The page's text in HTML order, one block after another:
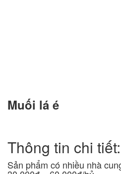
Muối lá é
Thông tin chi tiết:
Sản phẩm có nhiều nhà